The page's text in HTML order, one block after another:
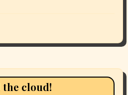
the cloud!